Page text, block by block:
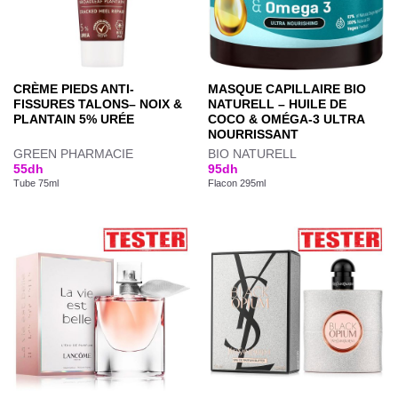
CRÈME PIEDS ANTI-
FISSURES TALONS– NOIX &
PLANTAIN 5% URÉE
GREEN PHARMACIE
55dh
Tube 75ml
MASQUE CAPILLAIRE BIO
NATURELL – HUILE DE
COCO & OMÉGA-3 ULTRA
NOURRISSANT
BIO NATURELL
95dh
Flacon 295ml